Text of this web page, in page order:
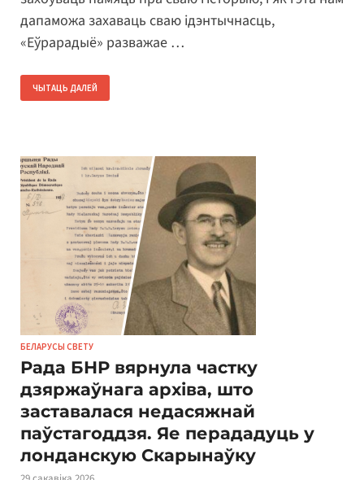
дапаможа захаваць сваю ідэнтычнасць,
«Еўрарадыё» разважае …
ЧЫТАЦЬ ДАЛЕЙ
БЕЛАРУСЫ СВЕТУ
Рада БНР вярнула частку
дзяржаўнага архіва, што
заставалася недасяжнай
паўстагоддзя. Яе перададуць у
лонданскую Скарынаўку